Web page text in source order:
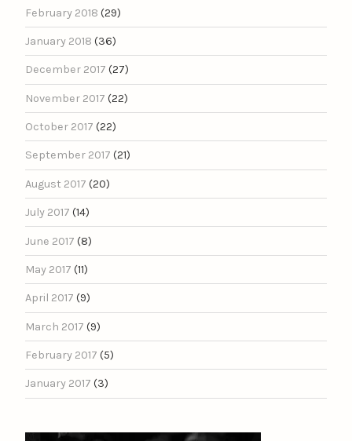
February 2018 (29)
January 2018 (36)
December 2017 (27)
November 2017 (22)
October 2017 (22)
September 2017 (21)
August 2017 (20)
July 2017 (14)
June 2017 (8)
May 2017 (11)
April 2017 (9)
March 2017 (9)
February 2017 (5)
January 2017 (3)